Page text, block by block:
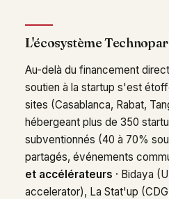
L'écosystème
Au-delà du financement
soutien à la startup s'est
sites (Casablanca, Rabat,
hébergeant plus de 350
subventionnés (40 à 70%
partagés, événements
et accélérateurs · Bidaya
accelerator), La Stat'up